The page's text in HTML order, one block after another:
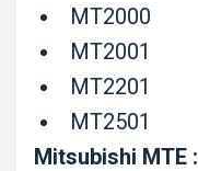
MT2000
MT2001
MT2201
MT2501
Mitsubishi MTE :